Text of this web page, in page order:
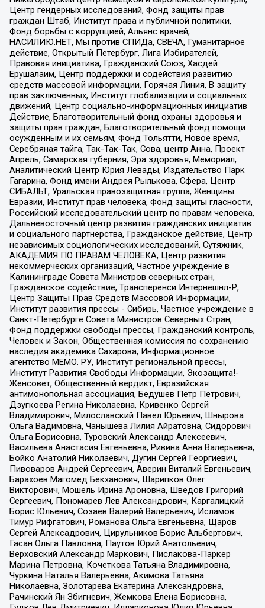
Центр гендерных исследований, Фонд защиты прав
граждан Штаб, Институт права и публичной политики,
Фонд борьбы с коррупцией, Альянс врачей,
НАСИЛИЮ.НЕТ, Мы против СПИДа, СВЕЧА, Гуманитарное
действие, Открытый Петербург, Лига Избирателей,
Правовая инициатива, Гражданский Союз, Хасдей
Ерушалаим, Центр поддержки и содействия развитию
средств массовой информации, Горячая Линия, В защиту
прав заключенных, Институт глобализации и социальных
движений, Центр социально-информационных инициатив
Действие, Благотворительный фонд охраны здоровья и
защиты прав граждан, Благотворительный фонд помощи
осужденным и их семьям, Фонд Тольятти, Новое время,
Серебряная тайга, Так-Так-Так, Сова, центр Анна, Проект
Апрель, Самарская губерния, Эра здоровья, Мемориал,
Аналитический Центр Юрия Левады, Издательство Парк
Гагарина, Фонд имени Андрея Рылькова, Сфера, Центр
СИБАЛЬТ, Уральская правозащитная группа, Женщины
Евразии, Институт прав человека, Фонд защиты гласности,
Российский исследовательский центр по правам человека,
Дальневосточный центр развития гражданских инициатив
и социального партнерства, Гражданское действие, Центр
независимых социологических исследований, Сутяжник,
АКАДЕМИЯ ПО ПРАВАМ ЧЕЛОВЕКА, Центр развития
некоммерческих организаций, Частное учреждение в
Калининграде Совета Министров северных стран,
Гражданское содействие, Трансперенси Интернешнл-Р,
Центр Защиты Прав Средств Массовой Информации,
Институт развития прессы - Сибирь, Частное учреждение в
Санкт-Петербурге Совета Министров Северных Стран,
Фонд поддержки свободы прессы, Гражданский контроль,
Человек и Закон, Общественная комиссия по сохранению
наследия академика Сахарова, Информационное
агентство МЕМО. РУ, Институт региональной прессы,
Институт Развития Свободы Информации, Экозащита!-
Женсовет, Общественный вердикт, Евразийская
антимонопольная ассоциация, Бедушев Петр Петрович,
Дзугкоева Регина Николаевна, Кривенко Сергей
Владимирович, Милославский Павел Юрьевич, Шнырова
Ольга Вадимовна, Чанышева Лилия Айратовна, Сидорович
Ольга Борисовна, Туровский Александр Алексеевич,
Васильева Анастасия Евгеньевна, Ривина Анна Валерьевна,
Бойко Анатолий Николаевич, Дугин Сергей Георгиевич,
Пивоваров Андрей Сергеевич, Аверин Виталий Евгеньевич,
Барахоев Магомед Бекханович, Шарипков Олег
Викторович, Мошель Ирина Ароновна, Шведов Григорий
Сергеевич, Пономарев Лев Александрович, Каргалицкий
Борис Юльевич, Созаев Валерий Валерьевич, Исламов
Тимур Рифгатович, Романова Ольга Евгеньевна, Щаров
Сергей Алексадрович, Цирульников Борис Альбертович,
Гасан Ольга Павловна, Паутов Юрий Анатольевич,
Верховский Александр Маркович, Пислакова-Паркер
Марина Петровна, Кочеткова Татьяна Владимировна,
Чуркина Наталья Валерьевна, Акимова Татьяна
Николаевна, Золотарева Екатерина Александровна,
Рачинский Ян Збигневич, Жемкова Елена Борисовна,